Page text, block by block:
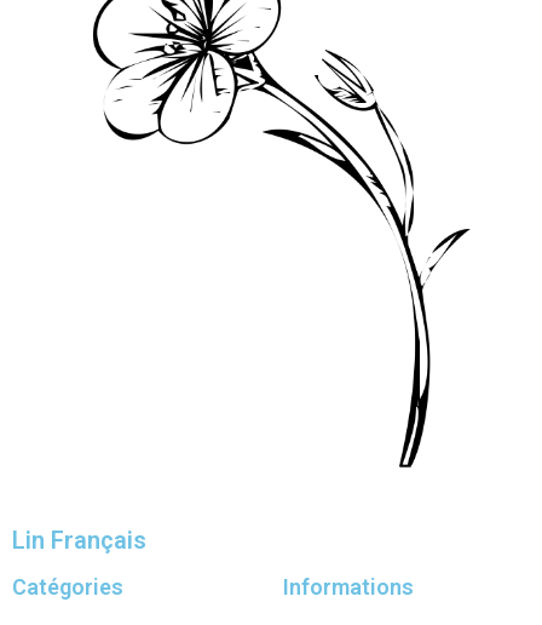
Lin Français
Catégories Informations